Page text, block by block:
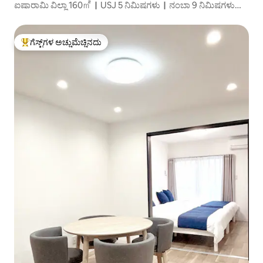
ಐಷಾರಾಮಿ ವಿಲ್ಲಾ 160㎡｜USJ 5 ನಿಮಿಷಗಳು｜ನಂಬಾ 9 ನಿಮಿಷಗಳು｜
ಗೆಸ್ಟ್‌ಗಳಿಗೆ ಅತಿ ಹೆಚ್ಚು ಅಚ್ಚುಮೆಚ್ಚಿನದು
ಗೆಸ್ಟ್‌ಗಳ ಅಚ್ಚುಮೆಚ್ಚಿನದು